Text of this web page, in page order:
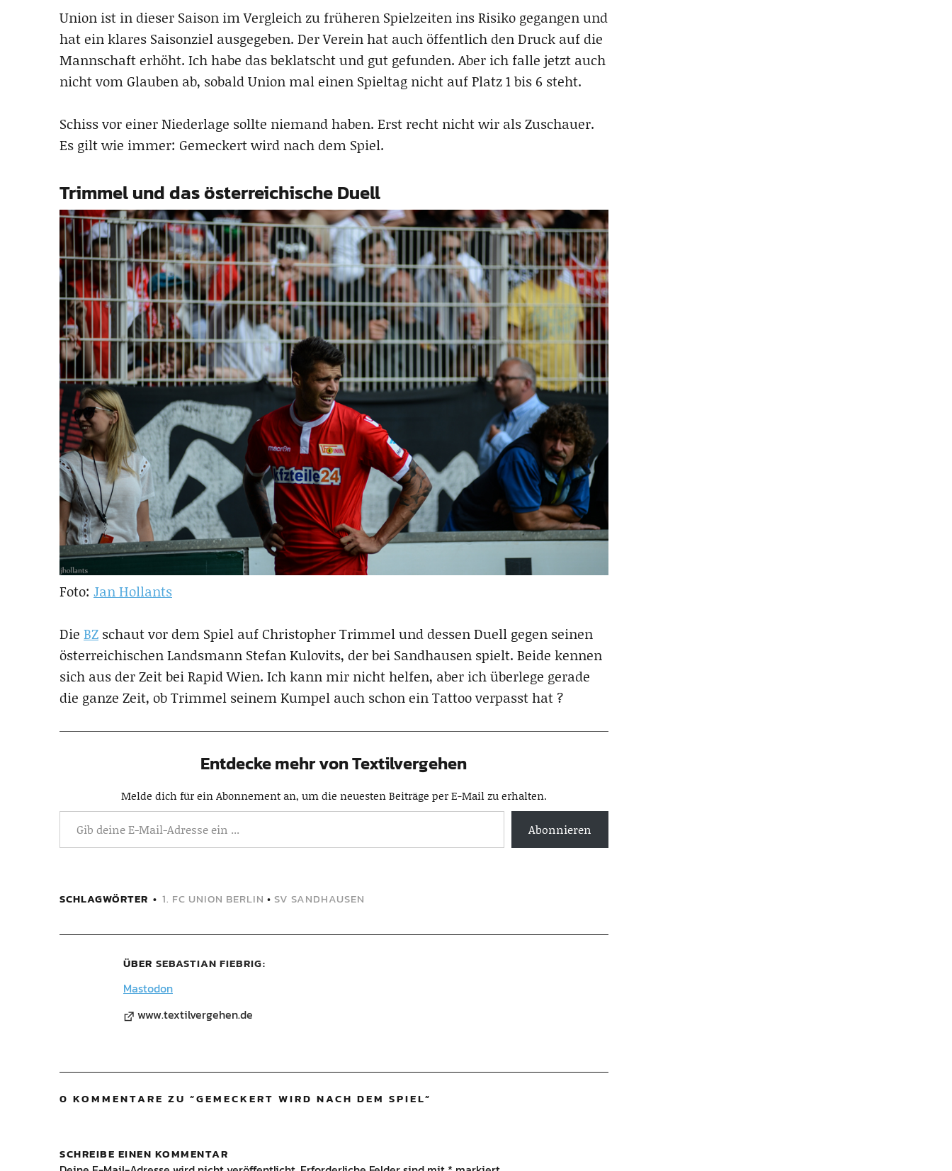
Union ist in dieser Saison im Vergleich zu früheren Spielzeiten ins Risiko gegangen und
hat ein klares Saisonziel ausgegeben. Der Verein hat auch öffentlich den Druck auf die
Mannschaft erhöht. Ich habe das beklatscht und gut gefunden. Aber ich falle jetzt auch
nicht vom Glauben ab, sobald Union mal einen Spieltag nicht auf Platz 1 bis 6 steht.
Schiss vor einer Niederlage sollte niemand haben. Erst recht nicht wir als Zuschauer.
Es gilt wie immer: Gemeckert wird nach dem Spiel.
Trimmel und das österreichische Duell
Foto: Jan Hollants
Die BZ schaut vor dem Spiel auf Christopher Trimmel und dessen Duell gegen seinen
österreichischen Landsmann Stefan Kulovits, der bei Sandhausen spielt. Beide kennen
sich aus der Zeit bei Rapid Wien. Ich kann mir nicht helfen, aber ich überlege gerade
die ganze Zeit, ob Trimmel seinem Kumpel auch schon ein Tattoo verpasst hat ?
Entdecke mehr von Textilvergehen
Melde dich für ein Abonnement an, um die neuesten Beiträge per E-Mail zu erhalten.
Abonnieren
SCHLAGWÖRTER 1. FC UNION BERLIN • SV SANDHAUSEN
ÜBER SEBASTIAN FIEBRIG
Mastodon
www.textilvergehen.de
0 KOMMENTARE ZU “GEMECKERT WIRD NACH DEM SPIEL”
SCHREIBE EINEN KOMMENTAR